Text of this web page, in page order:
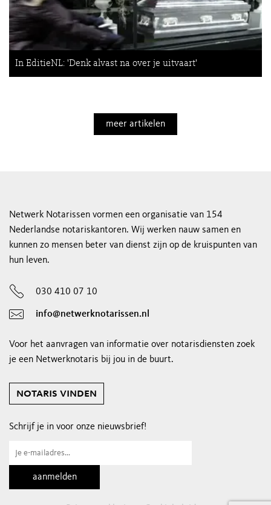
In EditieNL: 'Denk alvast na over je uitvaart'
meer artikelen
Netwerk Notarissen vormen een organisatie van 154
Nederlandse notariskantoren. Wij werken nauw samen en
kunnen zo mensen beter van dienst zijn op de kruispunten van
hun leven.
030 410 07 10
info@netwerknotarissen.nl
Voor het aanvragen van informatie over notarisdiensten zoek
je een Netwerknotaris bij jou in de buurt.
notaris vinden
Schrijf je in voor onze nieuwsbrief!